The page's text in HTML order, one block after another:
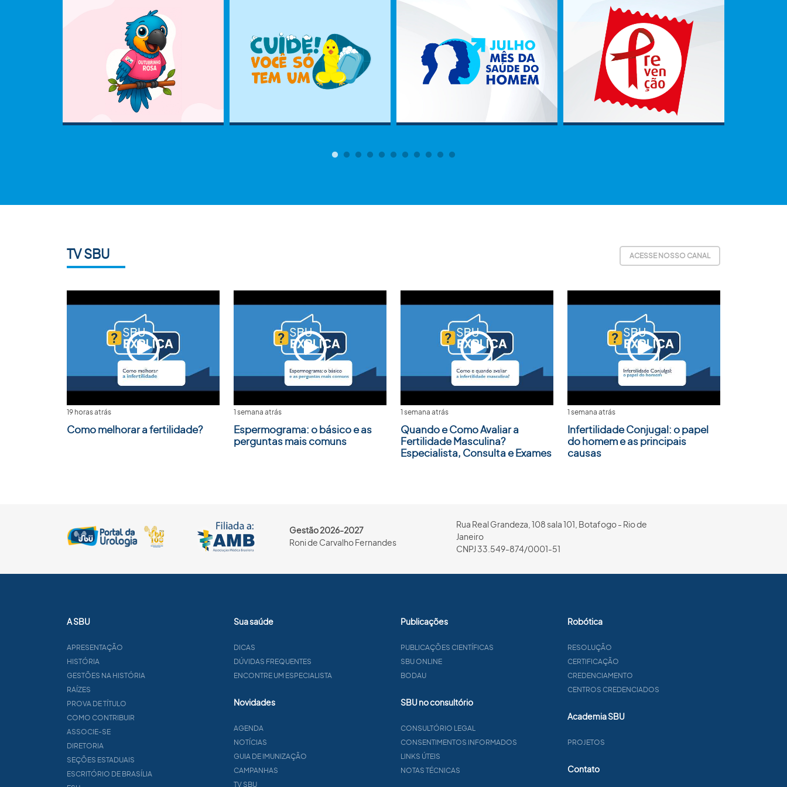
TV SBU ACESSE NOSSO CANAL
19 horas atrás
Como melhorar a fertilidade?
1 semana atrás
Espermograma: o básico e as
perguntas mais comuns
1 semana atrás
Quando e Como Avaliar a
Fertilidade Masculina?
Especialista, Consulta e Exames
1 semana atrás
Infertilidade Conjugal: o papel
do homem e as principais
causas
Gestão 2026-2027
Roni de Carvalho Fernandes
Rua Real Grandeza, 108 sala 101, Botafogo - Rio de
Janeiro
CNPJ 33.549-874/0001-51
A SBU
APRESENTAÇÃO
HISTÓRIA
GESTÕES NA HISTÓRIA
RAÍZES
PROVA DE TÍTULO
COMO CONTRIBUIR
ASSOCIE-SE
DIRETORIA
SEÇÕES ESTADUAIS
ESCRITÓRIO DE BRASÍLIA
Sua saúde
DICAS
DÚVIDAS FREQUENTES
ENCONTRE UM ESPECIALISTA
Novidades
AGENDA
NOTÍCIAS
GUIA DE IMUNIZAÇÃO
CAMPANHAS
TV SBU
Publicações
PUBLICAÇÕES CIENTÍFICAS
SBU ONLINE
BODAU
SBU no consultório
CONSULTÓRIO LEGAL
CONSENTIMENTOS INFORMADOS
LINKS ÚTEIS
NOTAS TÉCNICAS
Robótica
RESOLUÇÃO
CERTIFICAÇÃO
CREDENCIAMENTO
CENTROS CREDENCIADOS
Academia SBU
PROJETOS
Contato